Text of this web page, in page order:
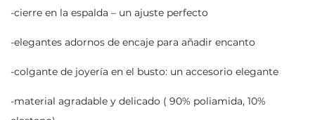
-cierre en la espalda – un ajuste perfecto
-elegantes adornos de encaje para añadir encanto
-colgante de joyería en el busto: un accesorio elegante
-material agradable y delicado ( 90% poliamida, 10%